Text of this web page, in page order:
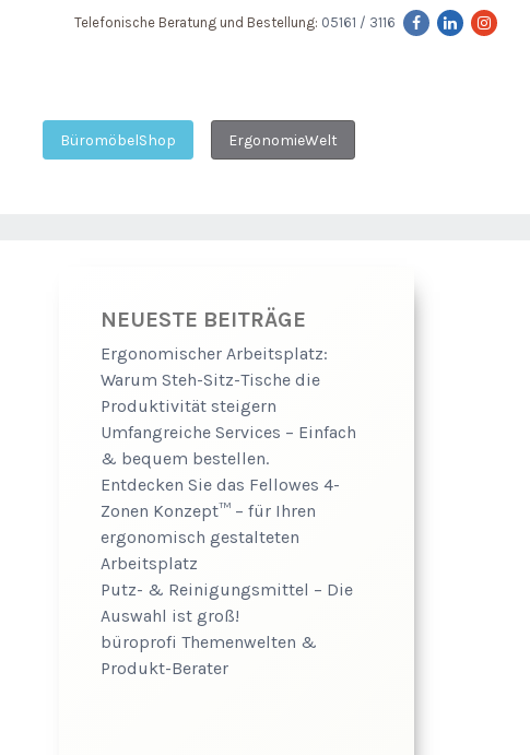
Telefonische Beratung und Bestellung: 05161 / 3116
BüromöbelShop ErgonomieWelt
NEUESTE BEITRÄGE
Ergonomischer Arbeitsplatz:
Warum Steh-Sitz-Tische die
Produktivität steigern
Umfangreiche Services – Einfach
& bequem bestellen.
Entdecken Sie das Fellowes 4-
Zonen Konzept™ – für Ihren
ergonomisch gestalteten
Arbeitsplatz
Putz- & Reinigungsmittel – Die
Auswahl ist groß!
büroprofi Themenwelten &
Produkt-Berater